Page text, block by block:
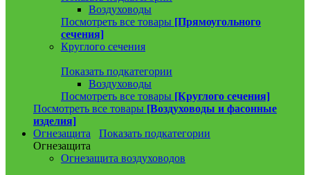
Воздуховоды
Посмотреть все товары [Прямоугольного
сечения]
Круглого сечения
Показать подкатегории
Воздуховоды
Посмотреть все товары [Круглого сечения]
Посмотреть все товары [Воздуховоды и фасонные
изделия]
Огнезащита
Показать подкатегории
Огнезащита
Огнезащита воздуховодов